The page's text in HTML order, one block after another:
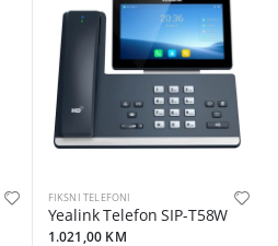
FIKSNI TELEFONI
Yealink Telefon SIP-T58W
1.021,00 KM